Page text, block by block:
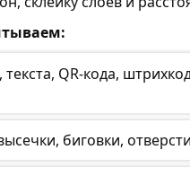
QR-кода,
биговки,